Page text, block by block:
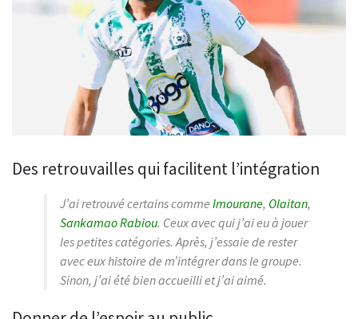
Des retrouvailles qui facilitent l’intégration
J’ai retrouvé certains comme Imourane, Olaitan,
Sankamao Rabiou. Ceux avec qui j’ai eu à jouer
les petites catégories. Après, j’essaie de rester
avec eux histoire de m’intégrer dans le groupe.
Sinon, j’ai été bien accueilli et j’ai aimé.